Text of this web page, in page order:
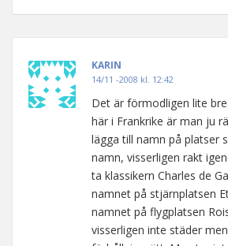
KARIN
14/11 -2008 kl. 12:42
Det är förmodligen lite
här i Frankrike är man ju
lägga till namn på platser
namn, visserligen rakt
ta klassikern Charles de
namnet på stjärnplatsen
namnet på flygplatsen
visserligen inte städer